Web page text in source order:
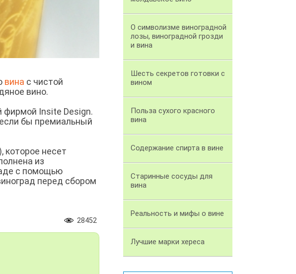
вина с чистой
вино.
фирмой Insite Design.
бы премиальный
которое несет
из
с помощью
перед сбором
28452
О символизме виноградной
лозы, виноградной грозди
и вина
Шесть секретов готовки с
вином
Польза сухого красного
вина
Содержание спирта в вине
Старинные сосуды для
вина
Реальность и мифы о вине
Лучшие марки хереса